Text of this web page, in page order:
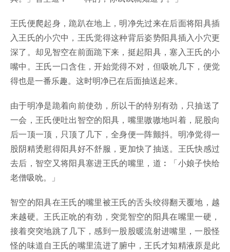
王氏便爬起身，跪趴在地上，明净先过来在后面将阳具插
入王氏的小穴中，王氏觉得这种背后姿势阳具插入小穴更
深了。却见智空在前面跪下来，挺起阳具，塞入王氏的小
嘴中。王氏一口含住，开始觉得不对，但吸吮几下，便觉
得也是一番乐趣。这时明净已在后面抽送起来。
由于明净是跪着向前使劲，所以干的特别有劲，只抽送了
一会，王氏便吐出智空的阳具，嘴里嗷嗷地叫着，屁股向
后一顶一顶，只顶了几下，全身便一阵颤抖。明净觉得一
股阴精烫慰得阳具好不舒服，更加快了抽送。王氏快感过
去后，智空又将阳具塞进王氏的嘴里，道︰「小娘子快给
老僧吸吮。」
智空的阳具在王氏的嘴里被王氏的舌头绞得翻天覆地，越
来越硬。王氏正吮的有劲，突觉智空的阳具在嘴里一硬，
接着突突地跳了几下，感到一股股暖流射进嘴里，一股怪
怪的味道自王氏的嘴里流进了腑中，王氏才知精液原是此